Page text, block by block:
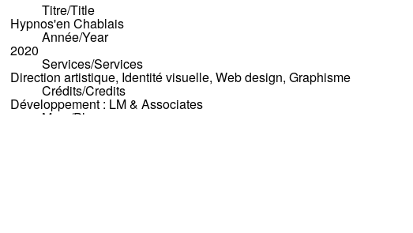
Titre/Title
Hypnos'en Chablais
Année/Year
2020
Services/Services
Direction artistique, Identité visuelle, Web design, Graphisme
Crédits/Credits
Développement : LM & Associates
More/Plus